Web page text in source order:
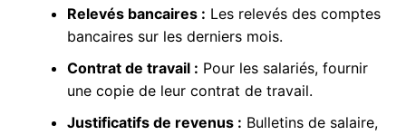
Relevés bancaires : Les relevés des comptes
bancaires sur les derniers mois.
Contrat de travail : Pour les salariés, fournir
une copie de leur contrat de travail.
Justificatifs de revenus : Bulletins de salaire,